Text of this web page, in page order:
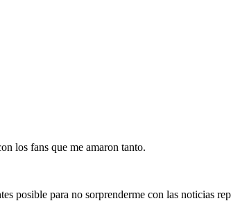
los fans que me amaron tanto.
posible para no sorprenderme con las noticias